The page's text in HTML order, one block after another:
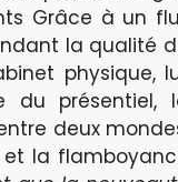
Grâce à un
la qualité
physique,
du présentiel,
deux
et la